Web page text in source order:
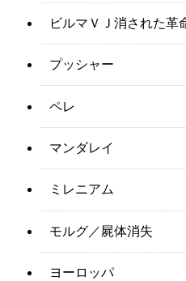
ビルマＶＪ消された革
プッシャー
ペレ
マンダレイ
ミレニアム
モルグ／屍体消失
ヨーロッパ